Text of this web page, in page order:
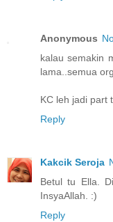
Anonymous
kalau semakin
lama..semua
KC leh jadi part
Reply
Kakcik Seroja
Betul tu Ella.
InsyaAllah. :)
Reply